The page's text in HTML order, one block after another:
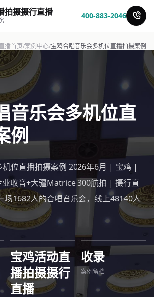
拍摄摄行直播 400-883-2046
播首页/案例中心/宝鸡合唱音乐会多机位直播拍摄案例
音乐会多机位直
例
机位直播拍摄案例 2026年6月 | 宝鸡 |
业收音+大疆Matrice 300航拍 | 摄行直
场1682人的合唱音乐会，线上48140人
宝鸡活动直
播拍摄摄行
直播
收录
案例留档